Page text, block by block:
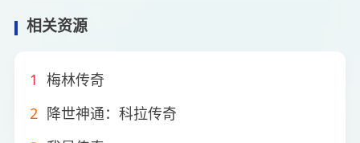
相关资源
1 梅林传奇
2 降世神通：科拉传奇